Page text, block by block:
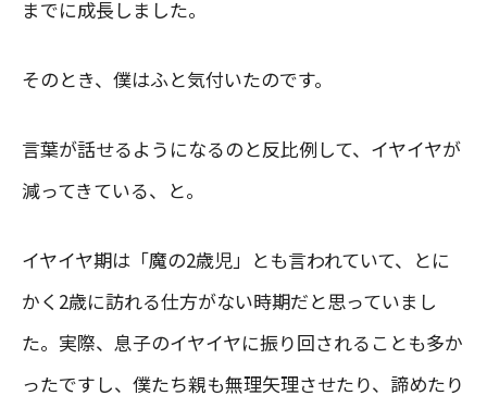
までに成長しました。
そのとき、僕はふと気付いたのです。
言葉が話せるようになるのと反比例して、イヤイヤが
減ってきている、と。
イヤイヤ期は「魔の2歳児」とも言われていて、とに
かく2歳に訪れる仕方がない時期だと思っていまし
た。実際、息子のイヤイヤに振り回されることも多か
ったですし、僕たち親も無理矢理させたり、諦めたり